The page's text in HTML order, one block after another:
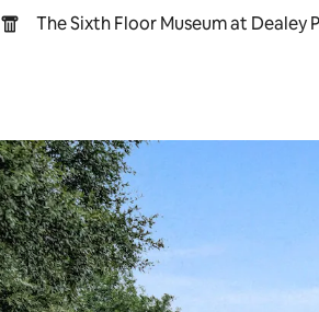
The Sixth Floor Museum at Dealey